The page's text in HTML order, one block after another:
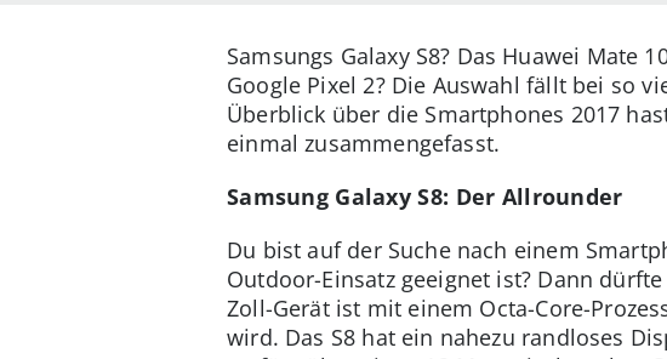
Samsungs Galaxy S8? Das Huawei Mate
Google Pixel 2? Die Auswahl fällt bei so
Überblick über die Smartphones 2017
einmal zusammengefasst.
Samsung Galaxy S8: Der Allrounder
Du bist auf der Suche nach einem
Outdoor-Einsatz geeignet ist? Dann dürfte
Zoll-Gerät ist mit einem Octa-Core-
wird. Das S8 hat ein nahezu randloses